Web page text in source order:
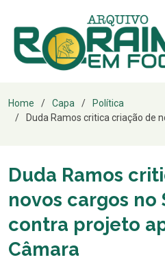
Home Capa
Política
Duda Ramos critica criação de
Duda Ramos
novos cargos no
contra projeto
Câmara